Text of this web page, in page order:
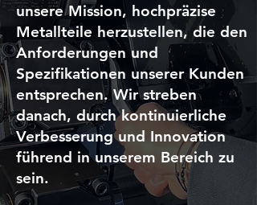
unsere Mission, hochpräzise
Metallteile herzustellen, die den
Anforderungen und
Spezifikationen unserer Kunden
entsprechen. Wir streben
danach, durch kontinuierliche
Verbesserung und Innovation
führend in unserem Bereich zu
sein.